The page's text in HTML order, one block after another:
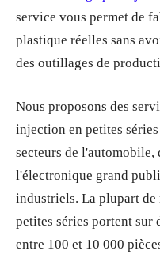
service vous permet de
plastique réelles sans
des outillages de
Nous proposons des
injection en petites
secteurs de l'automobile,
l'électronique grand
industriels. La plupart de
petites séries portent sur
entre 100 et 10 000